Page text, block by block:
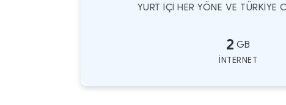
YURT İÇİ HER YÖNE VE TÜRKİYE
2 GB
İNTERNET